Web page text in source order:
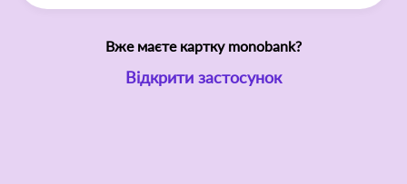
Вже маєте картку monobank?
Відкрити застосунок